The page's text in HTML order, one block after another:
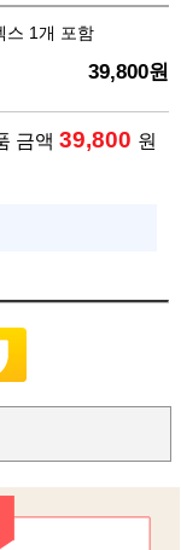
스 1개 포함
39,800원
금액 39,800 원